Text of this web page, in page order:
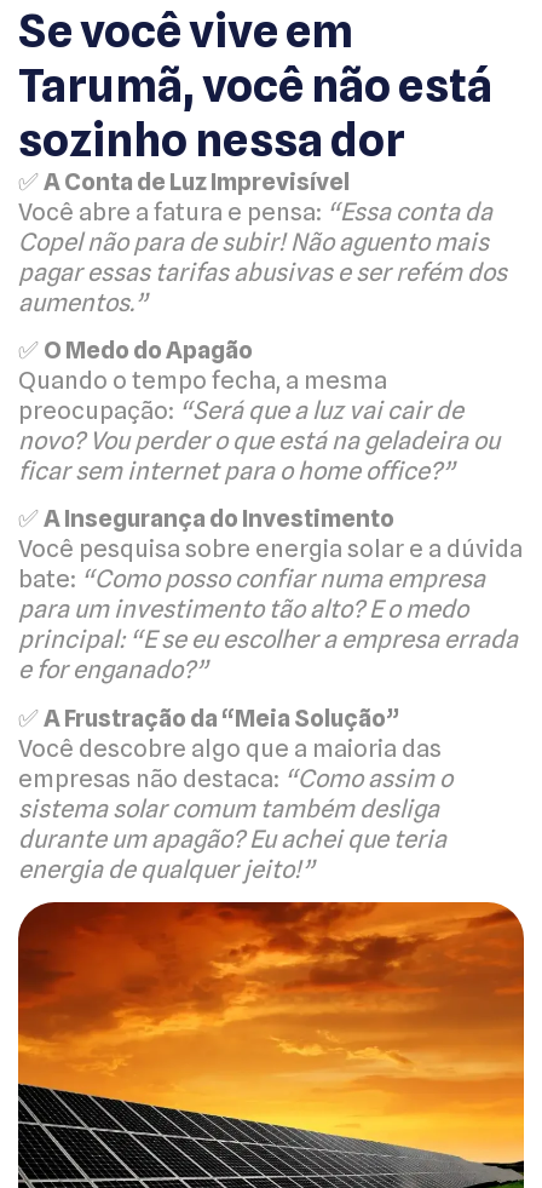
Se você vive em
Tarumã, você não está
sozinho nessa dor
✅A Conta de Luz Imprevisível
Você abre a fatura e pensa: “Essa conta da
Copel não para de subir! Não aguento mais
pagar essas tarifas abusivas e ser refém dos
aumentos.”
✅ O Medo do Apagão
Quando o tempo fecha, a mesma
preocupação: “Será que a luz vai cair de
novo? Vou perder o que está na geladeira ou
ficar sem internet para o home office?”
✅A Insegurança do Investimento
Você pesquisa sobre energia solar e a dúvida
bate: “Como posso confiar numa empresa
para um investimento tão alto? E o medo
principal: “E se eu escolher a empresa errada
e for enganado?”
✅A Frustração da “Meia Solução”
Você descobre algo que a maioria das
empresas não destaca: “Como assim o
sistema solar comum também desliga
durante um apagão? Eu achei que teria
energia de qualquer jeito!”